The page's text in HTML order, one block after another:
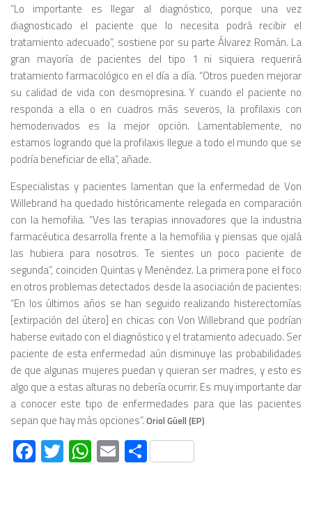
“Lo importante es llegar al diagnóstico, porque una vez
diagnosticado el paciente que lo necesita podrá recibir el
tratamiento adecuado”, sostiene por su parte Álvarez Román. La
gran mayoría de pacientes del tipo 1 ni siquiera requerirá
tratamiento farmacológico en el día a día. “Otros pueden mejorar
su calidad de vida con desmopresina. Y cuando el paciente no
responda a ella o en cuadros más severos, la profilaxis con
hemoderivados es la mejor opción. Lamentablemente, no
estamos logrando que la profilaxis llegue a todo el mundo que se
podría beneficiar de ella”, añade.
Especialistas y pacientes lamentan que la enfermedad de Von
Willebrand ha quedado históricamente relegada en comparación
con la hemofilia. “Ves las terapias innovadores que la industria
farmacéutica desarrolla frente a la hemofilia y piensas que ojalá
las hubiera para nosotros. Te sientes un poco paciente de
segunda”, coinciden Quintas y Menéndez. La primera pone el foco
en otros problemas detectados desde la asociación de pacientes:
“En los últimos años se han seguido realizando histerectomías
[extirpación del útero] en chicas con Von Willebrand que podrían
haberse evitado con el diagnóstico y el tratamiento adecuado. Ser
paciente de esta enfermedad aún disminuye las probabilidades
de que algunas mujeres puedan y quieran ser madres, y esto es
algo que a estas alturas no debería ocurrir. Es muy importante dar
a conocer este tipo de enfermedades para que las pacientes
sepan que hay más opciones”. Oriol Güell (EP)
Facebook
Twitter
WhatsApp
EmailCompartir